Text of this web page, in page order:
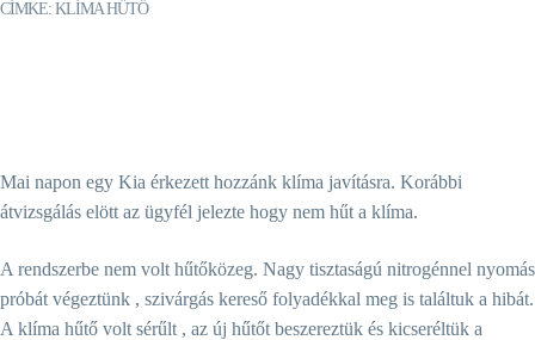
CÍMKE: KLÍMA HŰTŐ
Mai napon egy Kia érkezett hozzánk klíma javításra. Korábbi
átvizsgálás elött az ügyfél jelezte hogy nem hűt a klíma.
A rendszerbe nem volt hűtőközeg. Nagy tisztaságú nitrogénnel nyomás
próbát végeztünk , szivárgás kereső folyadékkal meg is találtuk a hibát.
A klíma hűtő volt sérűlt , az új hűtőt beszereztük és kicseréltük a